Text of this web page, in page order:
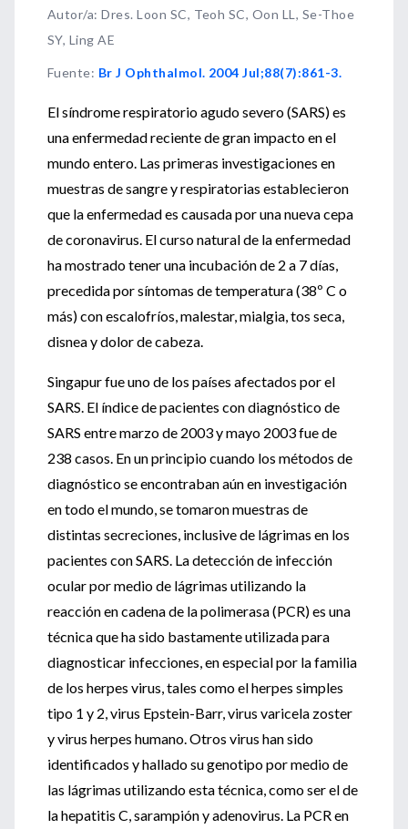
Autor/a: Dres. Loon SC, Teoh SC, Oon LL, Se-Thoe
SY, Ling AE
Fuente: Br J Ophthalmol. 2004 Jul;88(7):861-3.
El síndrome respiratorio agudo severo (SARS) es
una enfermedad reciente de gran impacto en el
mundo entero. Las primeras investigaciones en
muestras de sangre y respiratorias establecieron
que la enfermedad es causada por una nueva cepa
de coronavirus. El curso natural de la enfermedad
ha mostrado tener una incubación de 2 a 7 días,
precedida por síntomas de temperatura (38º C o
más) con escalofríos, malestar, mialgia, tos seca,
disnea y dolor de cabeza.
Singapur fue uno de los países afectados por el
SARS. El índice de pacientes con diagnóstico de
SARS entre marzo de 2003 y mayo 2003 fue de
238 casos. En un principio cuando los métodos de
diagnóstico se encontraban aún en investigación
en todo el mundo, se tomaron muestras de
distintas secreciones, inclusive de lágrimas en los
pacientes con SARS. La detección de infección
ocular por medio de lágrimas utilizando la
reacción en cadena de la polimerasa (PCR) es una
técnica que ha sido bastamente utilizada para
diagnosticar infecciones, en especial por la familia
de los herpes virus, tales como el herpes simples
tipo 1 y 2, virus Epstein-Barr, virus varicela zoster
y virus herpes humano. Otros virus han sido
identificados y hallado su genotipo por medio de
las lágrimas utilizando esta técnica, como ser el de
la hepatitis C, sarampión y adenovirus. La PCR en